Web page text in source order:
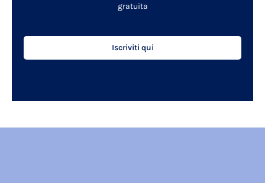
gratuita
Iscriviti qui